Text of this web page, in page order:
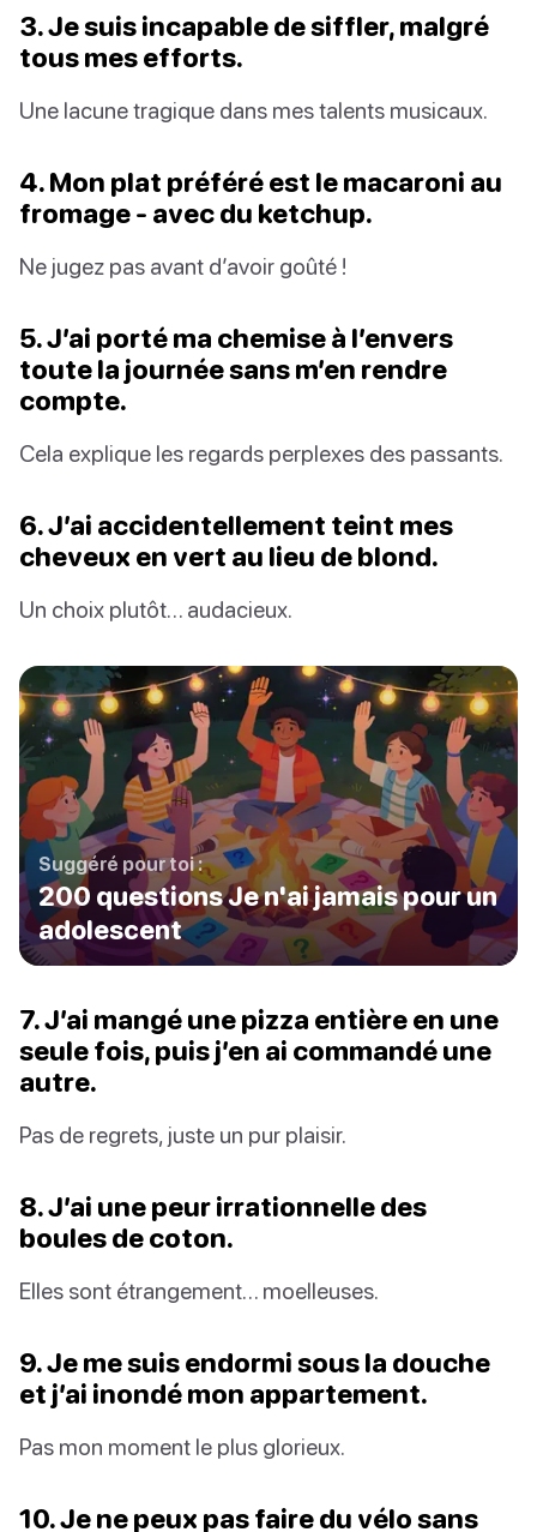
3. Je suis incapable de siffler, malgré
tous mes efforts.
Une lacune tragique dans mes talents musicaux.
4. Mon plat préféré est le macaroni au
fromage - avec du ketchup.
Ne jugez pas avant d’avoir goûté !
5. J’ai porté ma chemise à l’envers
toute la journée sans m’en rendre
compte.
Cela explique les regards perplexes des passants.
6. J’ai accidentellement teint mes
cheveux en vert au lieu de blond.
Un choix plutôt… audacieux.
Suggéré pour toi :
200 questions Je n'ai jamais pour un
adolescent
7. J’ai mangé une pizza entière en une
seule fois, puis j’en ai commandé une
autre.
Pas de regrets, juste un pur plaisir.
8. J’ai une peur irrationnelle des
boules de coton.
Elles sont étrangement… moelleuses.
9. Je me suis endormi sous la douche
et j’ai inondé mon appartement.
Pas mon moment le plus glorieux.
10. Je ne peux pas faire du vélo sans